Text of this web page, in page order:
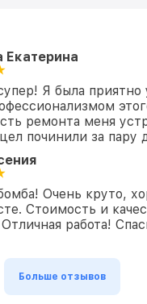
Екатерина
Я была приятно
ремонта меня
починили за пару
Очень круто,
Стоимость и
работа!
Больше отзывов